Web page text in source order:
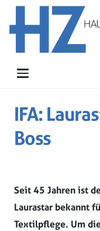
IFA:
Boss
Seit 45 Jahren ist
Laurastar bekannt
Textilpflege. Um